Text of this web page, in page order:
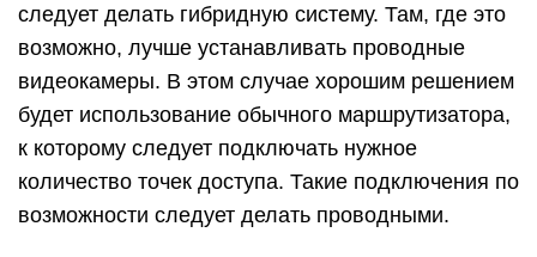
следует делать гибридную систему. Там, где это
возможно, лучше устанавливать проводные
видеокамеры. В этом случае хорошим решением
будет использование обычного маршрутизатора,
к которому следует подключать нужное
количество точек доступа. Такие подключения по
возможности следует делать проводными.